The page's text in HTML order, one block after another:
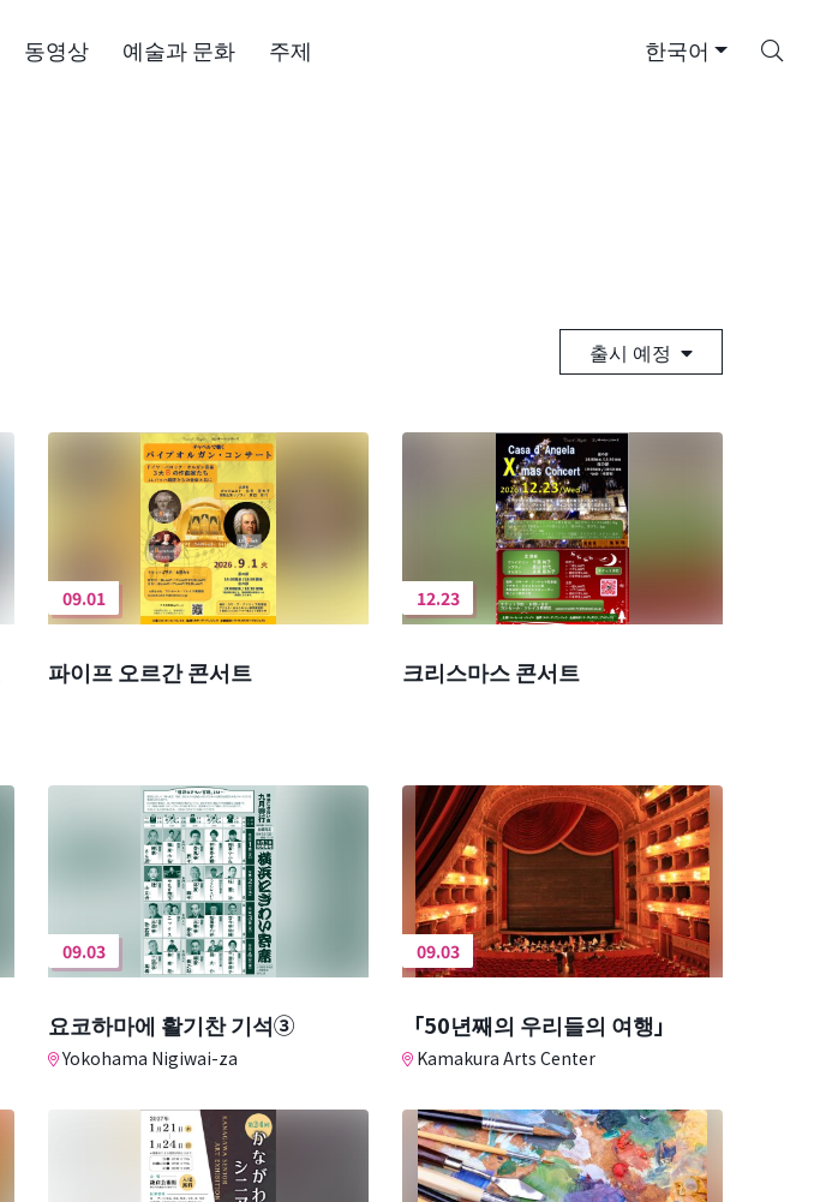
동영상 예술과 문화 주제 한국어
색
출시 예정
09.01
파이프 오르간 콘서트
12.23
크리스마스 콘서트
09.03
요코하마에 활기찬 기석③
Yokohama Nigiwai-za
09.03
「50년째의 우리들의 여행」
Kamakura Arts Center